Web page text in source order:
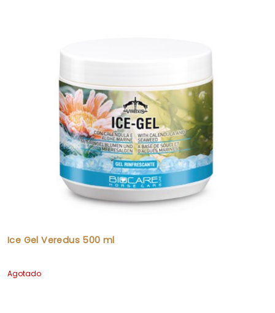
Ice Gel Veredus 500 ml
Agotado